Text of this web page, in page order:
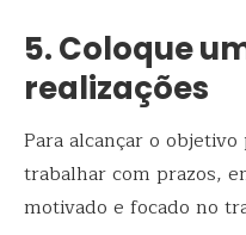
5. Coloque
realizações
Para alcançar o
trabalhar com prazos,
motivado e focado no